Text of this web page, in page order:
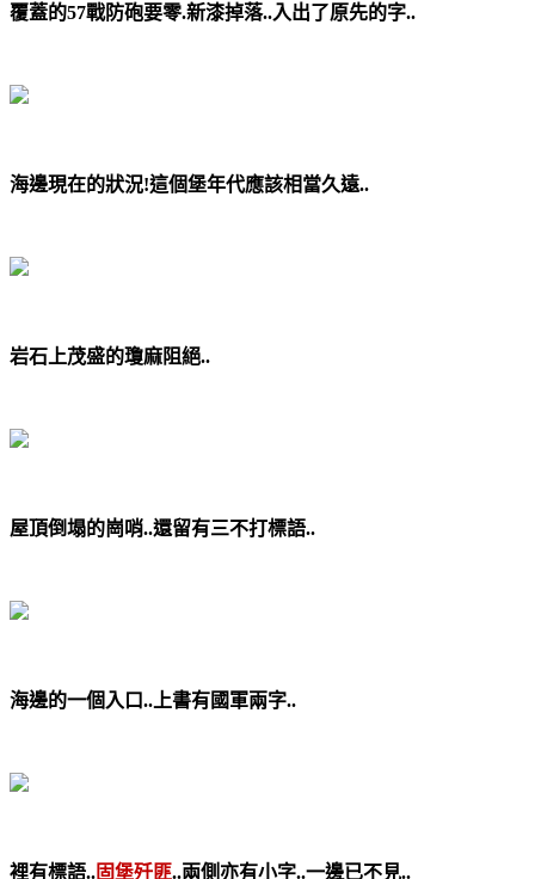
覆蓋的57戰防砲要零.新漆掉落..入出了原先的字..
海邊現在的狀況!這個堡年代應該相當久遠..
岩石上茂盛的瓊麻阻絕..
屋頂倒塌的崗哨..還留有三不打標語..
海邊的一個入口..上書有國軍兩字..
裡有標語..固堡歼匪..兩側亦有小字..一邊已不見..